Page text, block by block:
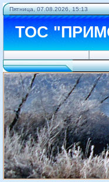
Пятница, 07.08.2026, 15:13
ТОС